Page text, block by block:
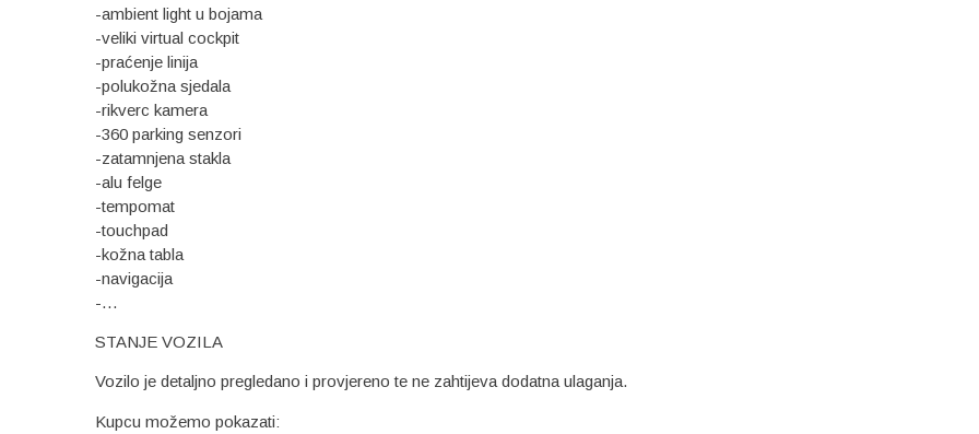
-ambient light u bojama
-veliki virtual cockpit
-praćenje linija
-polukožna sjedala
-rikverc kamera
-360 parking senzori
-zatamnjena stakla
-alu felge
-tempomat
-touchpad
-kožna tabla
-navigacija
-…
STANJE VOZILA
Vozilo je detaljno pregledano i provjereno te ne zahtijeva dodatna ulaganja.
Kupcu možemo pokazati: